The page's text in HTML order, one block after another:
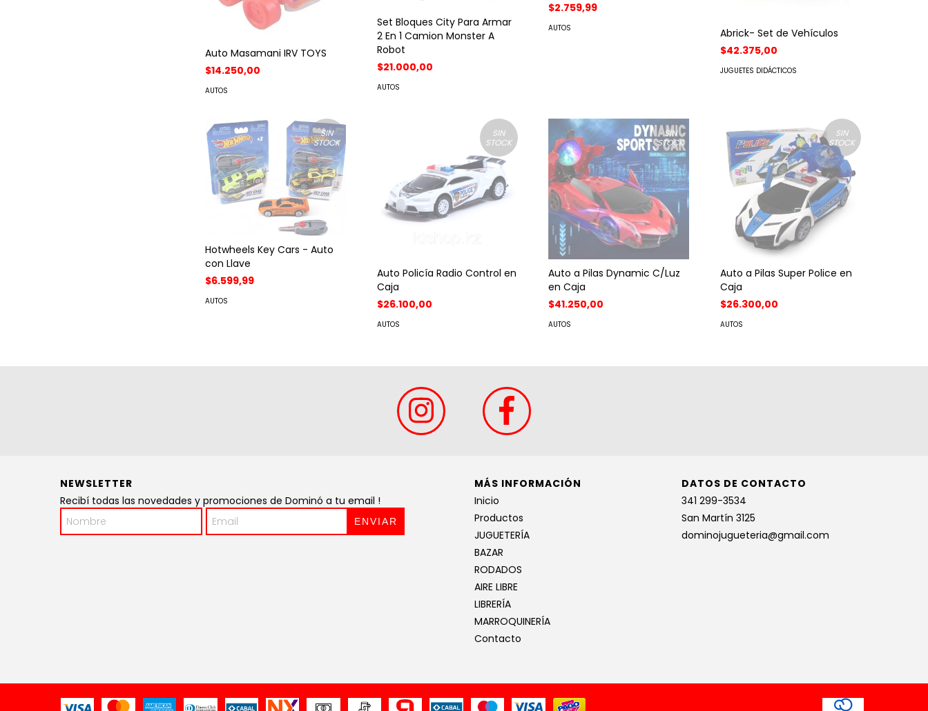
Auto Masamani IRV TOYS
$14.250,00
AUTOS
Set Bloques City Para Armar
2 En 1 Camion Monster A
Robot
$21.000,00
AUTOS
$2.759,99
AUTOS
Abrick- Set de Vehículos
$42.375,00
JUGUETES DIDÁCTICOS
SIN
STOCK
Hotwheels Key Cars - Auto
con Llave
$6.599,99
AUTOS
SIN
STOCK
Auto Policía Radio Control en
Caja
$26.100,00
AUTOS
SIN
STOCK
Auto a Pilas Dynamic C/Luz
en Caja
$41.250,00
AUTOS
SIN
STOCK
Auto a Pilas Super Police en
Caja
$26.300,00
AUTOS
NEWSLETTER
Recibí todas las novedades y promociones de Dominó a tu email !
MÁS INFORMACIÓN
Inicio
Productos
JUGUETERÍA
BAZAR
RODADOS
AIRE LIBRE
LIBRERÍA
MARROQUINERÍA
Contacto
DATOS DE CONTACTO
341 299-3534
San Martín 3125
dominojugueteria@gmail.com